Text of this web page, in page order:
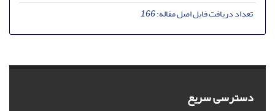
تعداد دریافت فایل اصل مقاله:166
دسترسی سریع